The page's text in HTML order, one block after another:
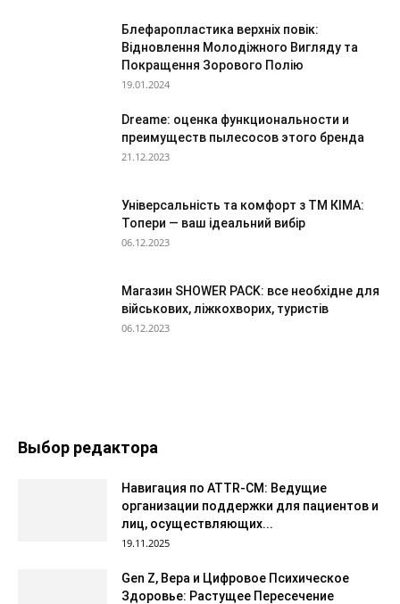
Блефаропластика верхніх повік:
Відновлення Молодіжного Вигляду та
Покращення Зорового Полію
19.01.2024
Dreame: оценка функциональности и
преимуществ пылесосов этого бренда
21.12.2023
Універсальність та комфорт з ТМ КІМА:
Топери — ваш ідеальний вибір
06.12.2023
Магазин SHOWER PACK: все необхідне для
військових, ліжкохворих, туристів
06.12.2023
Выбор редактора
Навигация по ATTR-CM: Ведущие
организации поддержки для пациентов и
лиц, осуществляющих...
19.11.2025
Gen Z, Вера и Цифровое Психическое
Здоровье: Растущее Пересечение